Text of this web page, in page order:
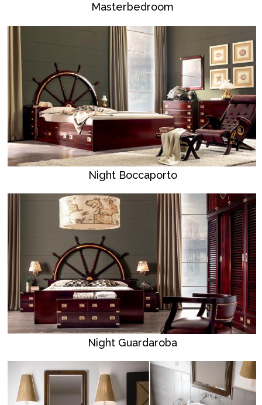
Masterbedroom
Night Boccaporto
Night Guardaroba